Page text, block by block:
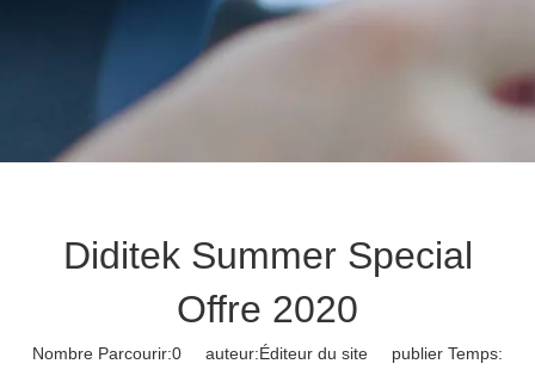
Diditek Summer Special
Offre 2020
Nombre Parcourir:0 auteur:Éditeur du site publier Temps: